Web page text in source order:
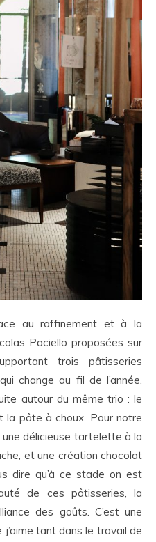
au raffinement et à la
Paciello proposées sur
trois pâtisseries
change au fil de l’année,
autour du même trio : le
la pâte à choux. Pour notre
délicieuse tartelette à la
et une création chocolat
dire qu’à ce stade on est
de ces pâtisseries, la
des goûts. C’est une
tant dans le travail de